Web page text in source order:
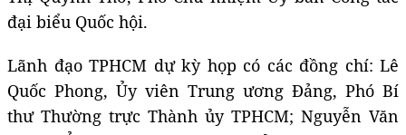
đại biểu Quốc hội.
Lãnh đạo TPHCM dự kỳ họp có các đồng chí: Lê
Quốc Phong, Ủy viên Trung ương Đảng, Phó Bí
thư Thường trực Thành ủy TPHCM; Nguyễn Văn